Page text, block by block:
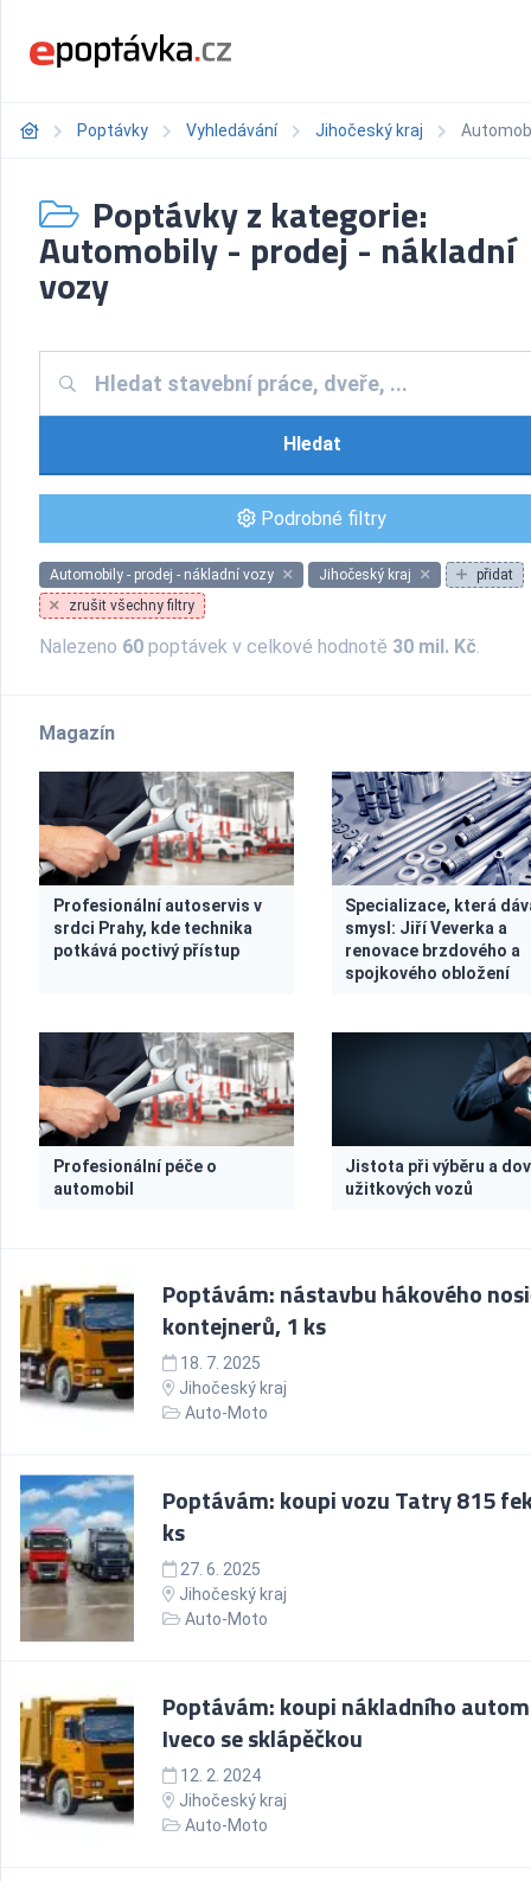
Poptávky Vyhledávání Jihočeský kraj
Poptávky z kategorie:
Automobily - prodej - nákladní
vozy
Hledat
Podrobné filtry
Automobily - prodej - nákladní vozy Jihočeský kraj
přidat
zrušit všechny filtry
Nalezeno 60 poptávek v celkové hodnotě 30 mil. Kč.
Magazín
Profesionální autoservis v
srdci Prahy, kde technika
potkává poctivý přístup
Specializace, která
smysl: Jiří Veverka a
renovace brzdového a
spojkového obložení
Profesionální péče o
automobil
Jistota při výběru a
užitkových vozů
Poptávám: nástavbu hákového
kontejnerů, 1 ks
18. 7. 2025
Jihočeský kraj
Auto-Moto
Poptávám: koupi vozu Tatry 815
ks
27. 6. 2025
Jihočeský kraj
Auto-Moto
Poptávám: koupi nákladního
Iveco se sklápěčkou
12. 2. 2024
Jihočeský kraj
Auto-Moto